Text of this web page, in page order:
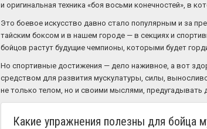
и оригинальная техника «боя восьми конечностей», в
Это боевое искусство давно стало популярным и за
тайским боксом и в нашем городе — в секциях и
бойцов растут будущие чемпионы, которыми будет
Но спортивные достижения — дело наживное, а вот
средством для развития мускулатуры, силы,
не только телом, но и своими мыслями,
Какие упражнения полезны для бойца